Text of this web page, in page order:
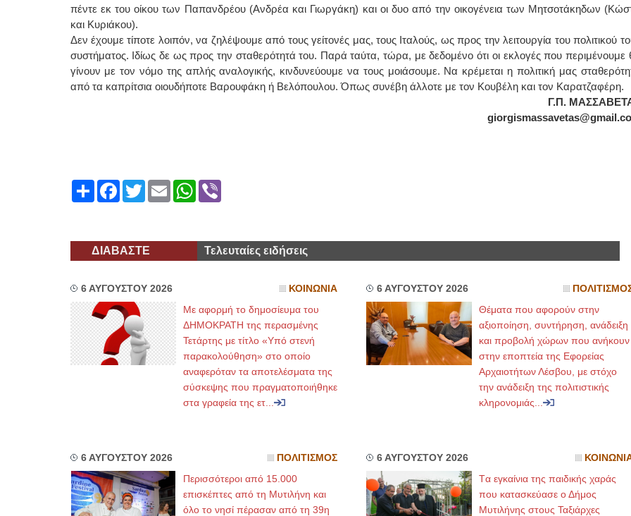
πέντε εκ του οίκου των Παπανδρέου (Ανδρέα και Γιωργάκη) και οι δυο από την οικογένεια των Μητσοτάκηδων
και Κυριάκου).
Δεν έχουμε τίποτε λοιπόν, να ζηλέψουμε από τους γείτονές μας, τους Ιταλούς, ως προς την λειτουργία του πολιτικού
συστήματος. Ιδίως δε ως προς την σταθερότητά του. Παρά ταύτα, τώρα, με δεδομένο ότι οι εκλογές που περιμένουμε
γίνουν με τον νόμο της απλής αναλογικής, κινδυνεύουμε να τους μοιάσουμε. Να κρέμεται η πολιτική μας
από τα καπρίτσια οιουδήποτε Βαρουφάκη ή Βελόπουλου. Όπως συνέβη άλλοτε με τον Κουβέλη και τον Καρατζαφέρη.
Γ.Π.
ShareFacebook
TwitterEmailWhatsApp
Viber
ΔΙΑΒΑΣΤΕ Τελευταίες ειδήσεις
6 ΑΥΓΟΥΣΤΟΥ 2026 ΚΟΙΝΩΝΙΑ
Με αφορμή το δημοσίευμα του
ΔΗΜΟΚΡΑΤΗ της περασμένης
Τετάρτης με τίτλο «Υπό στενή
παρακολούθηση» στο οποίο
αναφερόταν τα αποτελέσματα της
σύσκεψης που πραγματοποιήθηκε
στα γραφεία της ετ...
6 ΑΥΓΟΥΣΤΟΥ 2026
Θέματα που αφορούν στην
αξιοποίηση, συντήρηση, ανάδειξη
και προβολή χώρων που ανήκουν
στην εποπτεία της Εφορείας
Αρχαιοτήτων Λέσβου, με στόχο
την ανάδειξη της πολιτιστικής
κληρονομιάς...
6 ΑΥΓΟΥΣΤΟΥ 2026 ΠΟΛΙΤΙΣΜΟΣ
Περισσότεροι από 15.000
επισκέπτες από τη Μυτιλήνη και
όλο το νησί πέρασαν από τη 39η
6 ΑΥΓΟΥΣΤΟΥ 2026
Tα εγκαίνια της παιδικής χαράς
που κατασκεύασε ο Δήμος
Μυτιλήνης στους Ταξιάρχες
ΙΩΑΝΝΗΣ Α. ΜΑΛΛΙΑΣ
ΧΕΙΡΟΥΡΓΟΣ
Πάρνηθας 95-97 Αχαρναί
email- elenboumpa@gmail.com